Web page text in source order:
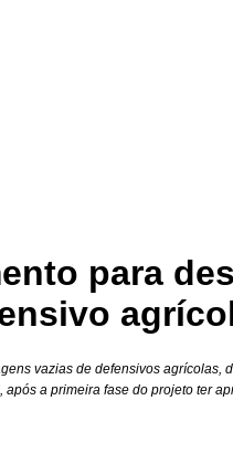
para
vazias de defensivos agrícolas,
a primeira fase do projeto ter